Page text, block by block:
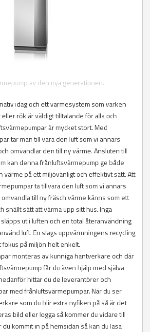
av den nya generationen.
idag och ett värmesystem som varken
rök är väldigt tilltalande för alla och
är mycket stort. Med
tar man till vara den luft som vi annars
omvandlar den till ny värme. Ansluten till
kan denna frånluftsvärmepump ge både
värme på ett miljövänligt och effektivt sätt. Att
ta tillvara den luft som vi annars
till ny fräsch värme känns som ett
snällt sätt att värma upp sitt hus. Inga
ut i luften och en total återanvändning
luft. En slags uppvärmningens recycling
på miljön helt enkelt.
monteras av kunniga hantverkare och där
får du även hjälp med själva
hittar du de leverantörer och
med frånluftsvärmepumpar. När du ser
som du blir extra nyfiken på så är det
bild eller logga så kommer du vidare till
du kommit in på hemsidan så kan du läsa